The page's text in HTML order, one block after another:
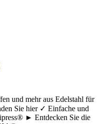
und mehr aus Edelstahl für
Sie hier ✓ Einfache und
► Entdecken Sie die